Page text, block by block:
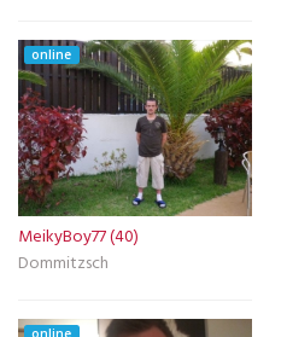
online
MeikyBoy77 (40)
Dommitzsch
online